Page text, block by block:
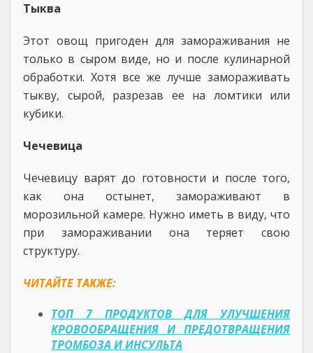
Тыква
Этот овощ пригоден для замораживания не
только в сыром виде, но и после кулинарной
обработки. Хотя все же лучше замораживать
тыкву, сырой, разрезав ее на ломтики или
кубики.
Чечевица
Чечевицу варят до готовности и после того,
как она остынет, замораживают в
морозильной камере. Нужно иметь в виду, что
при замораживании она теряет свою
структуру.
ЧИТАЙТЕ ТАКЖЕ:
ТОП 7 ПРОДУКТОВ ДЛЯ УЛУЧШЕНИЯ
КРОВООБРАЩЕНИЯ И ПРЕДОТВРАЩЕНИЯ
ТРОМБОЗА И ИНСУЛЬТА